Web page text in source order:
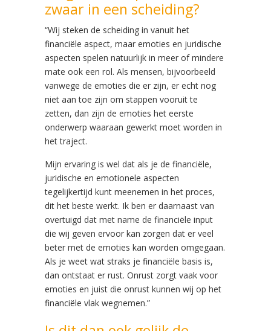
zwaar in een scheiding?
“Wij steken de scheiding in vanuit het
financiële aspect, maar emoties en juridische
aspecten spelen natuurlijk in meer of mindere
mate ook een rol. Als mensen, bijvoorbeeld
vanwege de emoties die er zijn, er echt nog
niet aan toe zijn om stappen vooruit te
zetten, dan zijn de emoties het eerste
onderwerp waaraan gewerkt moet worden in
het traject.
Mijn ervaring is wel dat als je de financiële,
juridische en emotionele aspecten
tegelijkertijd kunt meenemen in het proces,
dit het beste werkt. Ik ben er daarnaast van
overtuigd dat met name de financiële input
die wij geven ervoor kan zorgen dat er veel
beter met de emoties kan worden omgegaan.
Als je weet wat straks je financiële basis is,
dan ontstaat er rust. Onrust zorgt vaak voor
emoties en juist die onrust kunnen wij op het
financiële vlak wegnemen.”